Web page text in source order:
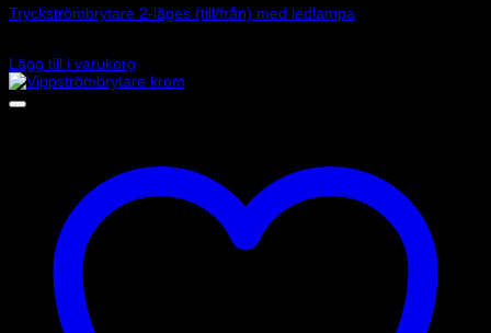
Tryckströmbrytare 2-läges (till/från) med ledlampa
Lägg till i varukorg